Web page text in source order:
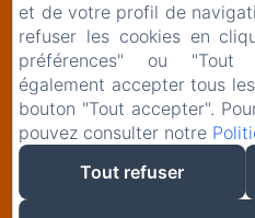
EN
et de votre profil de
refuser les cookies en
préférences" ou "Tout
également accepter tous
bouton "Tout accepter".
pouvez consulter notre
Tout refuser